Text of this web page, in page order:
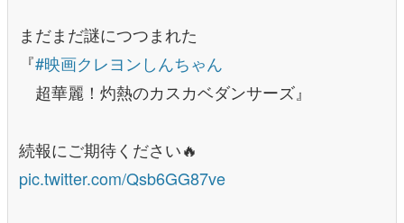
まだまだ謎につつまれた
『#映画クレヨンしんちゃん
超華麗！灼熱のカスカベダンサーズ』
続報にご期待ください🔥
pic.twitter.com/Qsb6GG87ve